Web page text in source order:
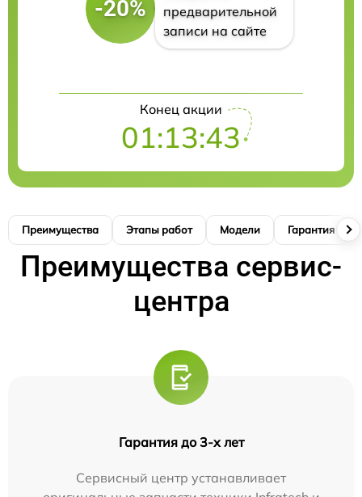
-20%
предварительной
записи на сайте
Конец акции
01:13:42
Преимущества Этапы работ Модели Гарантия
Преимущества сервис-
центра
Гарантия до 3-х лет
Сервисный центр устанавливает